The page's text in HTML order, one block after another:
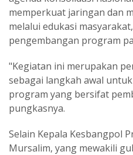
memperkuat jaringan dan
melalui edukasi
pengembangan program
"Kegiatan ini merupakan
sebagai langkah awal
program yang bersifat
pungkasnya.
Selain Kepala Kesbangpol
Mursalim, yang mewakili